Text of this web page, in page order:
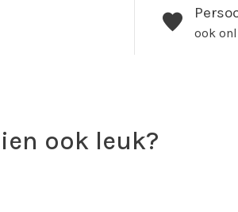
ook
ook leuk?